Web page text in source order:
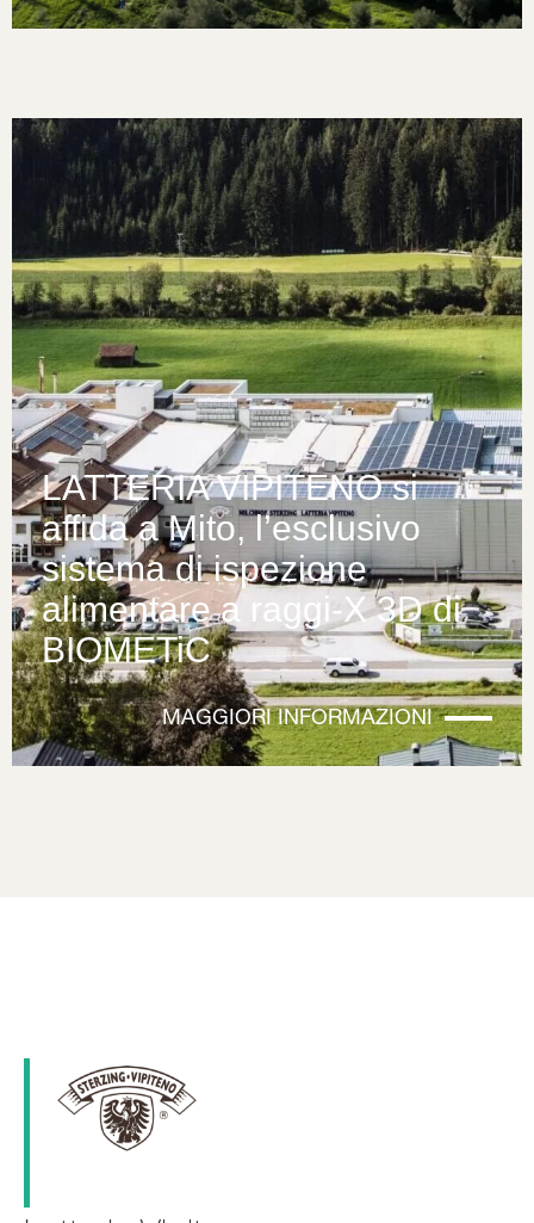
LATTERIA VIPITENO si
affida a Mito, l’esclusivo
sistema di ispezione
alimentare a raggi-X 3D di
BIOMETiC
MAGGIORI INFORMAZIONI